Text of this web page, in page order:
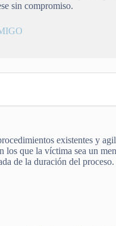
sin compromiso.
existentes y
los que la víctima sea un
de la duración del proceso.